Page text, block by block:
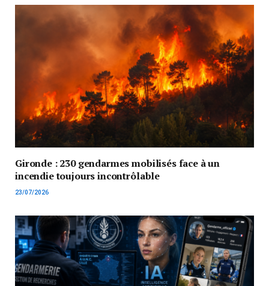
Gironde : 230 gendarmes mobilisés face à un
incendie toujours incontrôlable
23/07/2026